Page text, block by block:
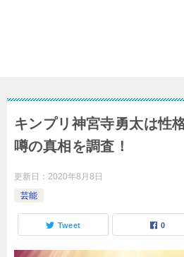
キンプリ神宮寺勇太は性
噂の真相を調査！
更新日： 2020年8月8日
芸能
Tweet 0